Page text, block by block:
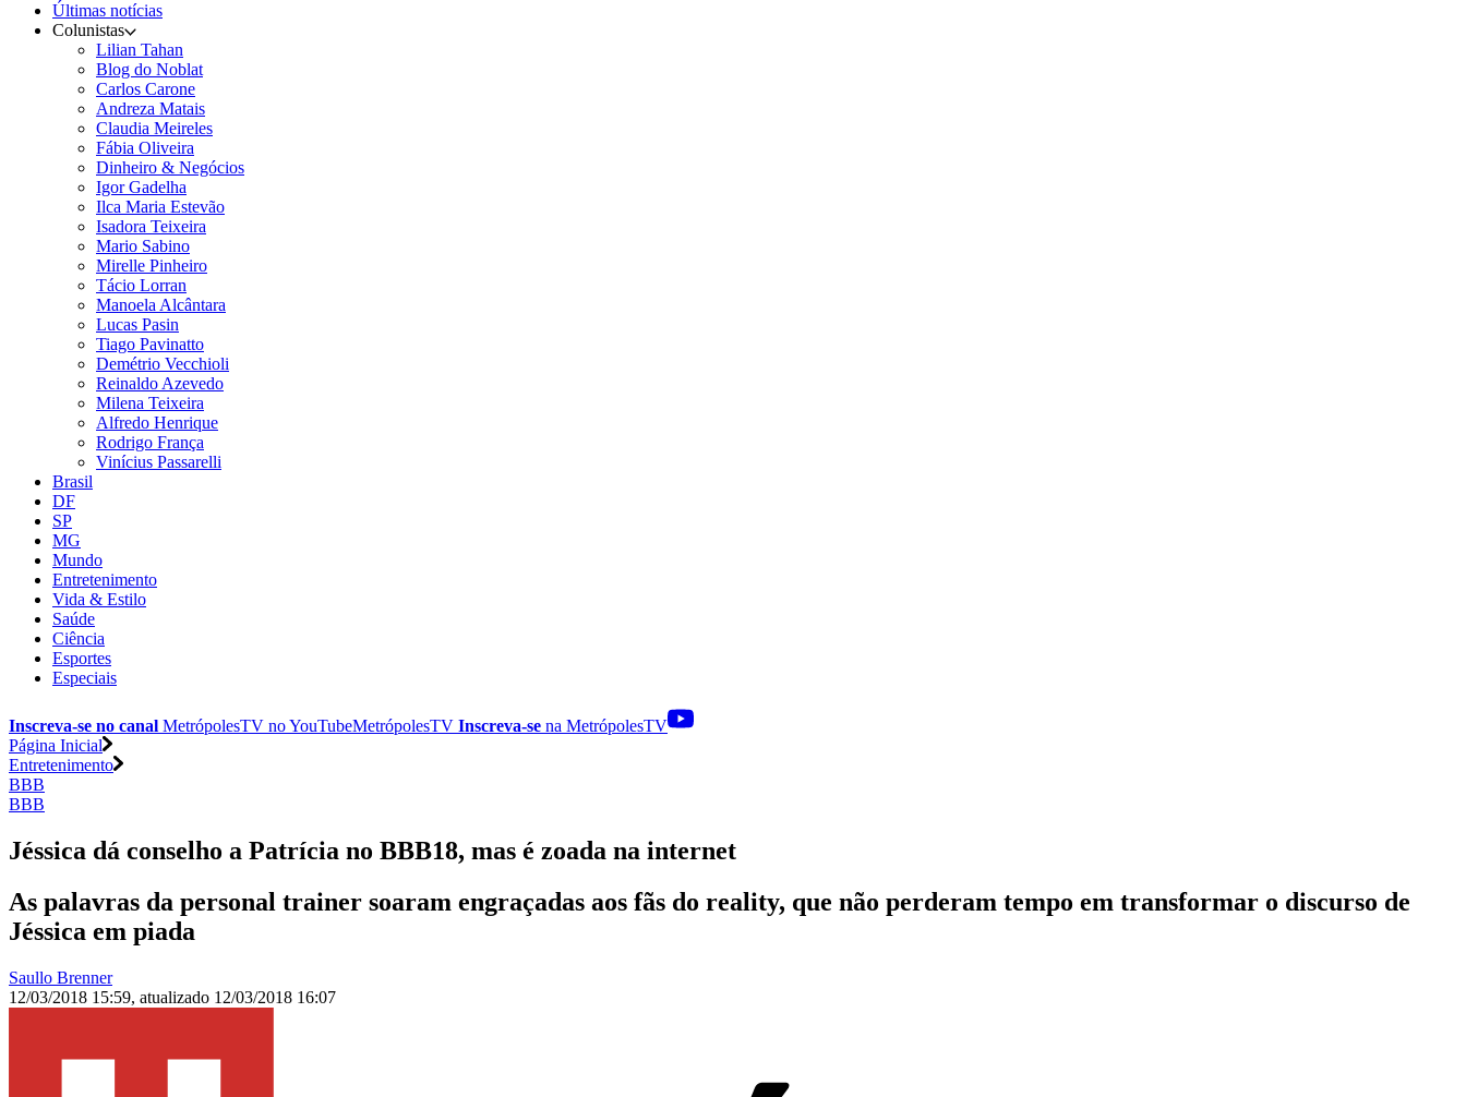
Últimas notícias
Colunistas
Lilian Tahan
Blog do Noblat
Carlos Carone
Andreza Matais
Claudia Meireles
Fábia Oliveira
Dinheiro & Negócios
Igor Gadelha
Ilca Maria Estevão
Isadora Teixeira
Mario Sabino
Mirelle Pinheiro
Tácio Lorran
Manoela Alcântara
Lucas Pasin
Tiago Pavinatto
Demétrio Vecchioli
Reinaldo Azevedo
Milena Teixeira
Alfredo Henrique
Rodrigo França
Vinícius Passarelli
Brasil
DF
SP
MG
Mundo
Entretenimento
Vida & Estilo
Saúde
Ciência
Esportes
Especiais
Inscreva-se no canal MetrópolesTV noYouTubeMetrópolesTV Inscreva-se na MetrópolesTV
Página Inicial
Entretenimento
BBB
BBB
Jéssica dá conselho a Patrícia no BBB18, mas é zoada na internet
As palavras da personal trainer soaram engraçadas aos fãs do reality, que não perderam tempo em transformar o discurso de
Jéssica em piada
Saullo Brenner
12/03/2018 15:59, atualizado 12/03/2018 16:07